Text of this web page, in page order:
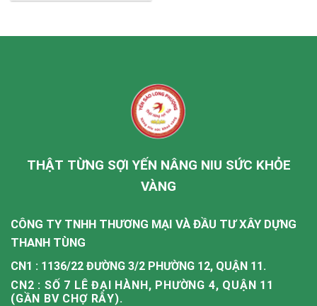
THẬT TỪNG SỢI YẾN NÂNG NIU SỨC KHỎE
VÀNG
CÔNG TY TNHH THƯƠNG MẠI VÀ ĐẦU TƯ XÂY DỰNG
THANH TÙNG
CN1 : 1136/22 ĐƯỜNG 3/2 PHƯỜNG 12, QUẬN 11.
CN2 : SỐ 7 LÊ ĐẠI HÀNH, PHƯỜNG 4, QUẬN 11
(GẦN BV CHỢ RẪY).